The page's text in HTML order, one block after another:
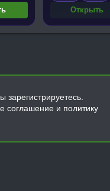
Открыть
соглашение и политику